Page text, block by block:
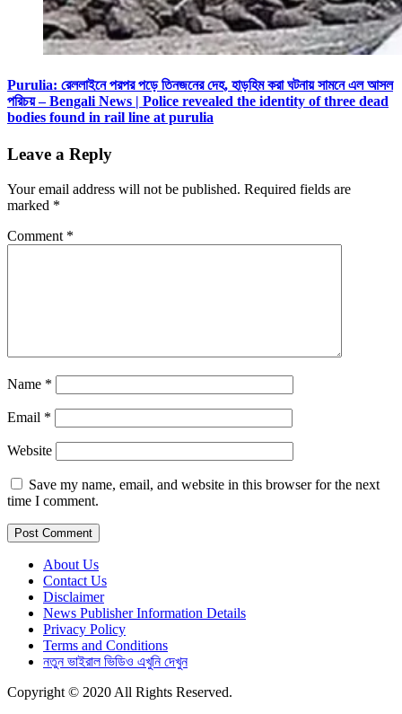
Purulia: রেললাইনে পরপর পড়ে তিনজনের দেহ, হাড়হিম করা ঘটনায় সামনে এল আসল
পরিচয় – Bengali News | Police revealed the identity of three dead
bodies found in rail line at purulia
Leave a Reply
Your email address will not be published. Required fields are
marked *
Comment *
Name *
Email *
Website
Save my name, email, and website in this browser for the next
time I comment.
About Us
Contact Us
Disclaimer
News Publisher Information Details
Privacy Policy
Terms and Conditions
নতুন ভাইরাল ভিডিও এখুনি দেখুন
Copyright © 2020 All Rights Reserved.